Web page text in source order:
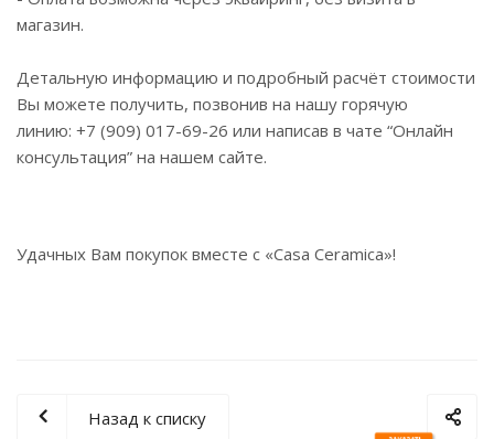
магазин.
Детальную информацию и подробный расчёт стоимости
Вы можете получить, позвонив на нашу горячую
линию: +7 (909) 017-69-26 или написав в чате “Онлайн
консультация” на нашем сайте.
Удачных Вам покупок вместе с «Casa Ceramica»!
Назад к списку